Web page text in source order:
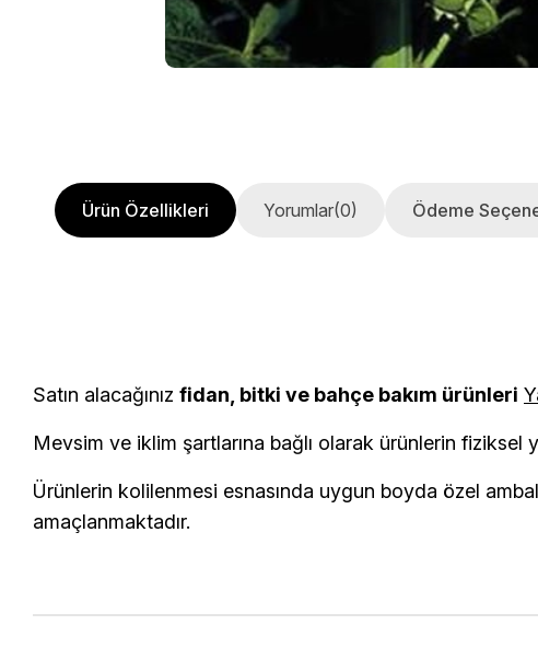
Ürün Özellikleri Yorumlar(0) Ödeme
Satın alacağınız fidan, bitki ve bahçe bakım ürünleri
Mevsim ve iklim şartlarına bağlı olarak ürünlerin fiziksel
Ürünlerin kolilenmesi esnasında uygun boyda özel
amaçlanmaktadır.